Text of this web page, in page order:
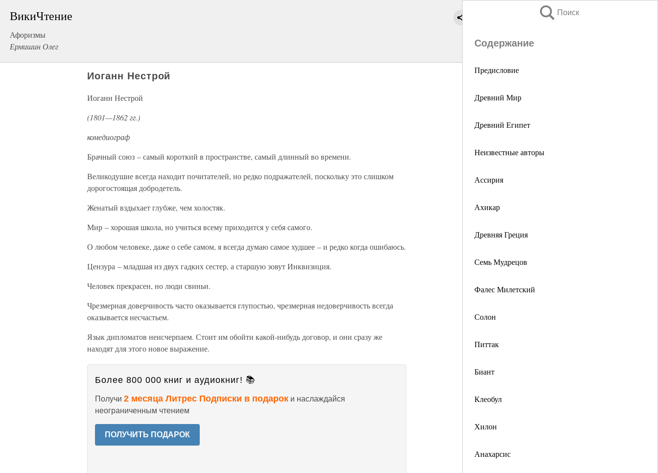
ВикиЧтение
Афоризмы
Ермишин Олег
Поиск
Содержание
Предисловие
Древний Мир
Древний Египет
Неизвестные авторы
Ассирия
Ахикар
Древняя Греция
Семь Мудрецов
Фалес Милетский
Солон
Питтак
Биант
Клеобул
Хилон
Анахарсис
Иоганн Нестрой
Иоганн Нестрой
(1801—1862 гг.)
комедиограф
Брачный союз – самый короткий в пространстве, самый длинный во времени.
Великодушие всегда находит почитателей, но редко подражателей, поскольку это слишком
дорогостоящая добродетель.
Женатый вздыхает глубже, чем холостяк.
Мир – хорошая школа, но учиться всему приходится у себя самого.
О любом человеке, даже о себе самом, я всегда думаю самое худшее – и редко когда ошибаюсь.
Цензура – младшая из двух гадких сестер, а старшую зовут Инквизиция.
Человек прекрасен, но люди свиньи.
Чрезмерная доверчивость часто оказывается глупостью, чрезмерная недоверчивость всегда
оказывается несчастьем.
Язык дипломатов неисчерпаем. Стоит им обойти какой-нибудь договор, и они сразу же
находят для этого новое выражение.
Более 800 000 книг и аудиокниг! 📚
Получи 2 месяца Литрес Подписки в подарок и наслаждайся
неограниченным чтением
ПОЛУЧИТЬ ПОДАРОК